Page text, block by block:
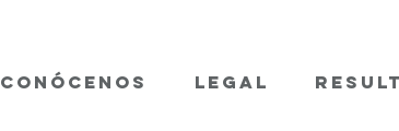
CONÓCENOS LEGAL